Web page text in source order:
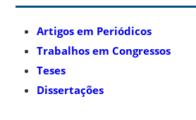
Artigos em Periódicos
Trabalhos em Congressos
Teses
Dissertações